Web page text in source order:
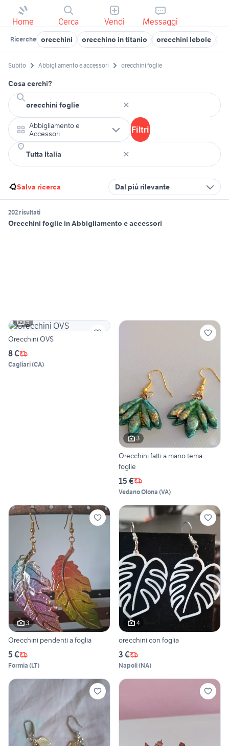
Home Cerca Vendi Messaggi
Ricerche orecchini orecchino in titanio orecchini lebole
Subito Abbigliamento e accessori orecchini foglie
Cosa cerchi?
Abbigliamento e
Accessori
Filtri
Salva ricerca Dal più rilevante
202 risultati
Orecchini foglie in Abbigliamento e accessori
5
Orecchini OVS
8 €
Cagliari(CA)
3
Orecchini fatti a mano tema
foglie
15 €
Vedano Olona (VA)
3
Orecchini pendenti a foglia
5 €
Formia (LT)
4
orecchini con foglia
3 €
Napoli(NA)